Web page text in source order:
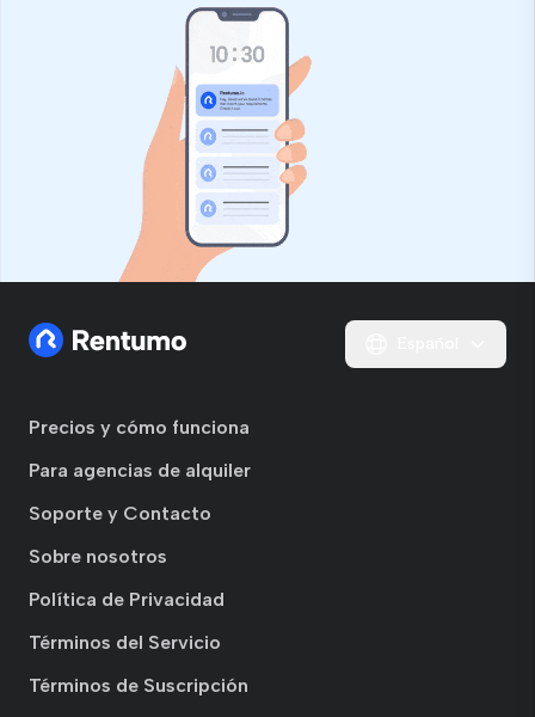
Precios y cómo funciona
Para agencias de alquiler
Soporte y Contacto
Sobre nosotros
Política de Privacidad
Términos del Servicio
Términos de Suscripción